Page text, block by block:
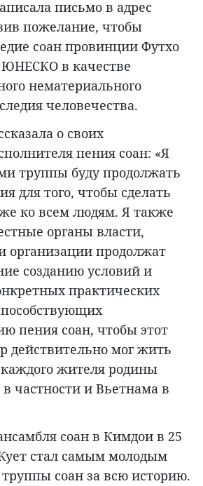
письмо в адрес
пожелание, чтобы
соан провинции Футхо
в качестве
нематериального
человечества.
о своих
пения соан: «Я
труппы буду продолжать
для того, чтобы сделать
ко всем людям. Я также
органы власти,
организации продолжат
созданию условий и
практических
пения соан, чтобы этот
действительно мог жить
жителя родины
частности и Вьетнама в
соан в Кимдои в 25
стал самым молодым
соан за всю историю.